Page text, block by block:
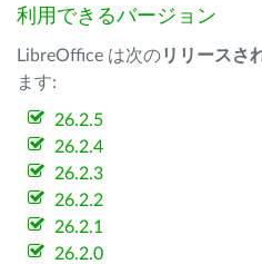
利用できるバージョン
LibreOffice は次のリリースさ
ます:
26.2.5
26.2.4
26.2.3
26.2.2
26.2.1
26.2.0